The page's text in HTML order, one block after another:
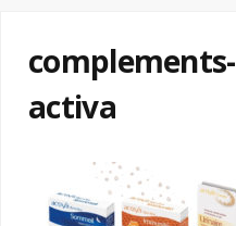
activa